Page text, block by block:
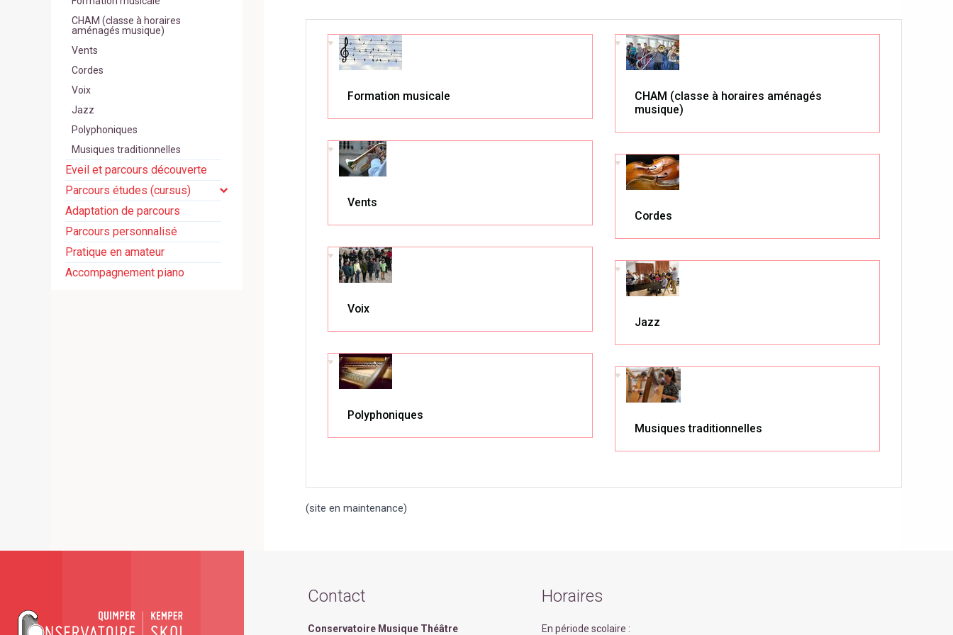
Formation musicale
CHAM (classe à horaires aménagés
musique)
Vents
Cordes
Voix
Jazz
Polyphoniques
Musiques traditionnelles
(site en maintenance)
CHAM (classe à horaires
aménagés musique)
Vents
Cordes
Voix
Jazz
Polyphoniques
Musiques traditionnelles
Eveil et parcours découverte
Parcours études (cursus)
Adaptation de parcours
Parcours personnalisé
Pratique en amateur
Accompagnement piano
Contact
Conservatoire Musique Théâtre
Horaires
En période scolaire :